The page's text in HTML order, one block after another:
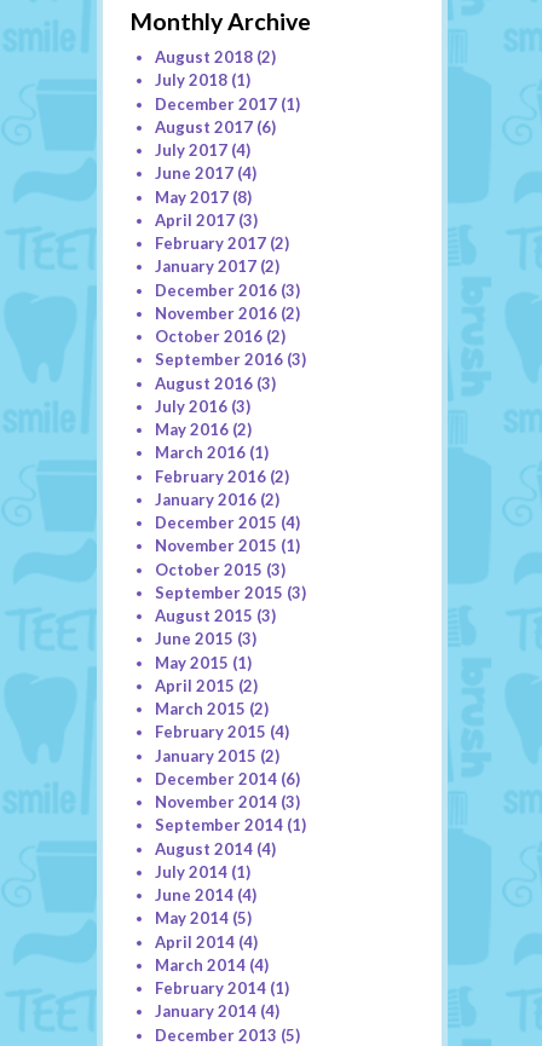
Monthly Archive
August 2018(2)
July 2018(1)
December 2017(1)
August 2017(6)
July 2017(4)
June 2017(4)
May 2017(8)
April 2017(3)
February 2017(2)
January 2017(2)
December 2016(3)
November 2016(2)
October 2016(2)
September 2016(3)
August 2016(3)
July 2016(3)
May 2016(2)
March 2016(1)
February 2016(2)
January 2016(2)
December 2015 (4)
November 2015 (1)
October 2015 (3)
September 2015 (3)
August 2015 (3)
June 2015 (3)
May 2015 (1)
April 2015 (2)
March 2015 (2)
February 2015 (4)
January 2015 (2)
December 2014(6)
November 2014(3)
September 2014(1)
August 2014(4)
July 2014(1)
June 2014(4)
May 2014(5)
April 2014(4)
March 2014(4)
February 2014(1)
January 2014(4)
December 2013 (5)